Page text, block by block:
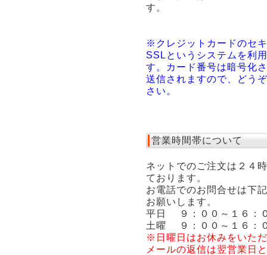
す。
※クレジットカードのセ
SSLというシステムを利
す。カード番号は暗号化
送信されますので、どう
さい。
営業時間帯について
ネットでのご注文は２４
ております。
お電話でのお問合せは下
お願いします。
平日 ９：００～１６：
土曜 ９：００～１６：
※日曜日はお休みをいた
メールの返信は翌営業日